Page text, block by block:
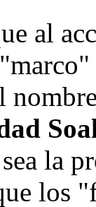
al
la
los